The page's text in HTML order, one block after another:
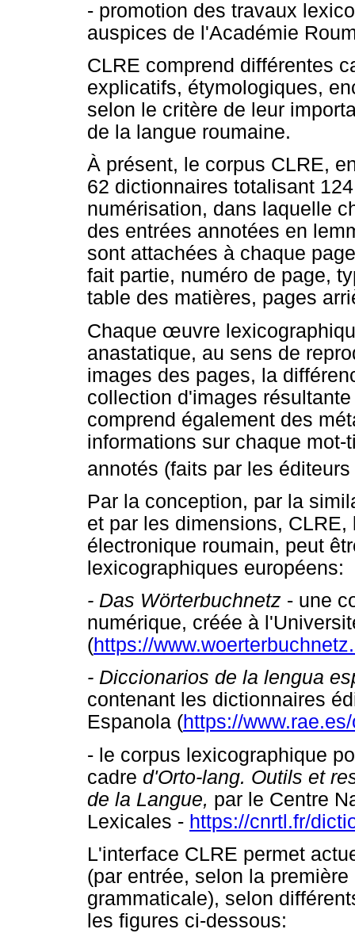
- promotion des travaux
auspices de l'Académie
CLRE comprend différentes
explicatifs, étymologiques,
selon le critère de leur
de la langue roumaine.
À présent, le corpus CLRE,
62 dictionnaires totalisant
numérisation, dans laquelle
des entrées annotées en
sont attachées à chaque
fait partie, numéro de page,
table des matières, pages
Chaque œuvre
anastatique, au sens de
images des pages, la
collection d'images
comprend également des
informations sur chaque
annotés (faits par les éditeurs
Par la conception, par la
et par les dimensions,
électronique roumain, peut
lexicographiques européens:
- Das Wörterbuchnetz - une
numérique, créée à
(https://
- Diccionarios de la lengua
contenant les dictionnaires
Espanola (https://
- le corpus lexicographique
cadre d'Orto-lang. Outils et
de la Langue, par le Centre
Lexicales - https://cnrtl.fr/
L'interface CLRE permet
(par entrée, selon la
grammaticale), selon
les figures ci-dessous: